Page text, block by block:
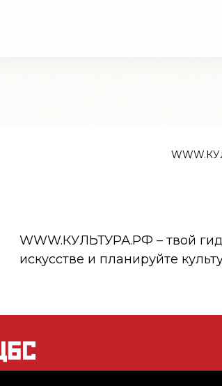
WWW.КУЛЬТУРА.РФ – твой
искусстве и планируйте